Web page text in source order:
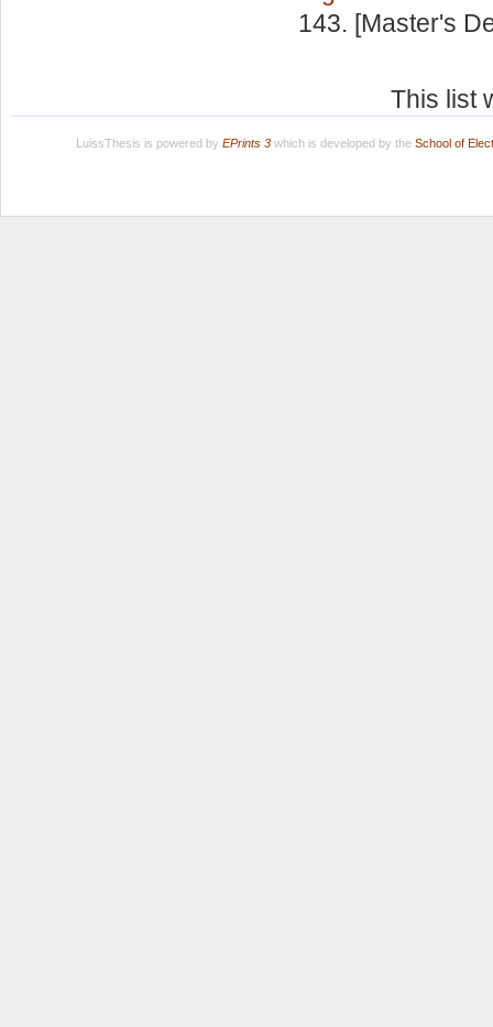
143. [Master's
This list
LuissThesis is powered by EPrints 3which is developed by the School of